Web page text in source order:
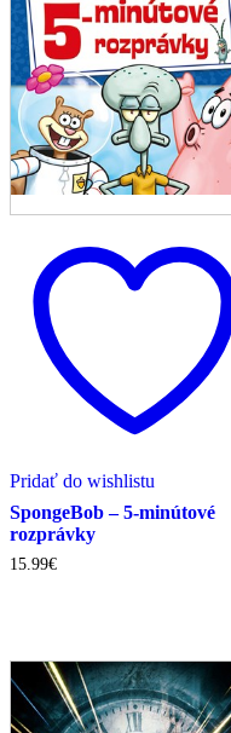
Pridať do wishlistu
SpongeBob – 5-minútové
rozprávky
15.99€